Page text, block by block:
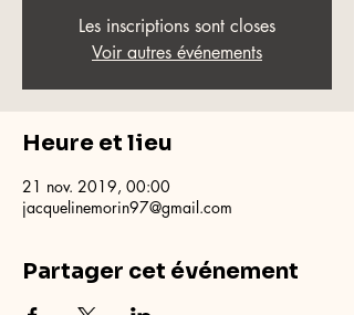
Les inscriptions sont closes
Voir autres événements
Heure et lieu
21 nov. 2019, 00:00
jacquelinemorin97@gmail.com
Partager cet événement